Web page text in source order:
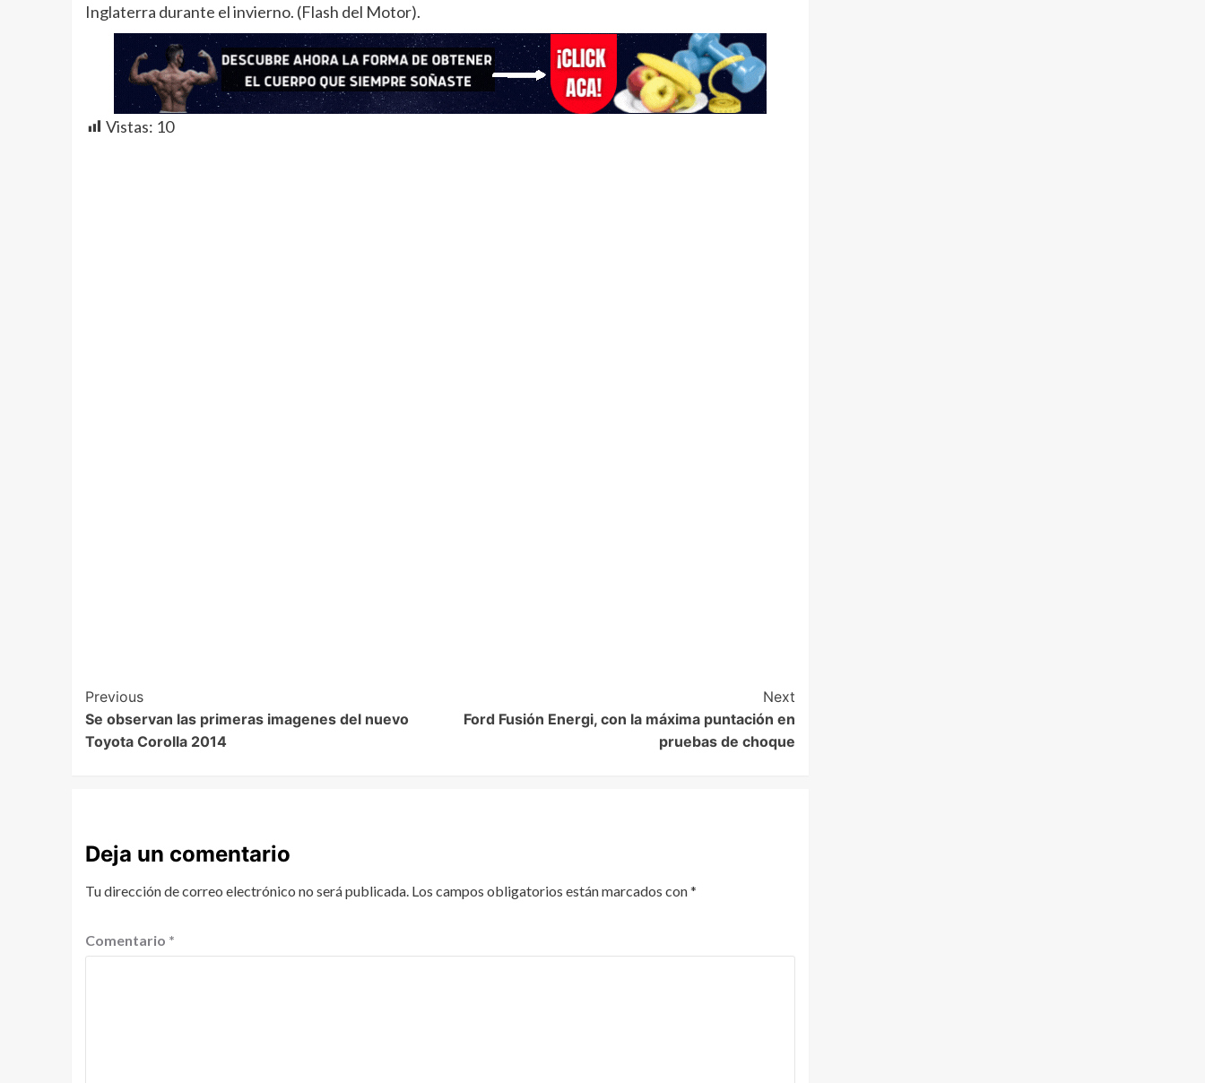
Inglaterra durante el invierno. (Flash del Motor).
Vistas: 10
Previous
Se observan las primeras imagenes del nuevo
Toyota Corolla 2014
Next
Ford Fusión Energi, con la máxima puntación en
pruebas de choque
Deja un comentario
Tu dirección de correo electrónico no será publicada. Los campos obligatorios están marcados con*
Comentario *